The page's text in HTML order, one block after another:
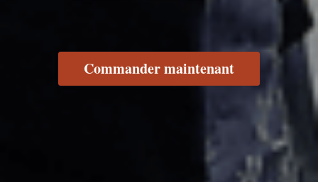
Commander maintenant